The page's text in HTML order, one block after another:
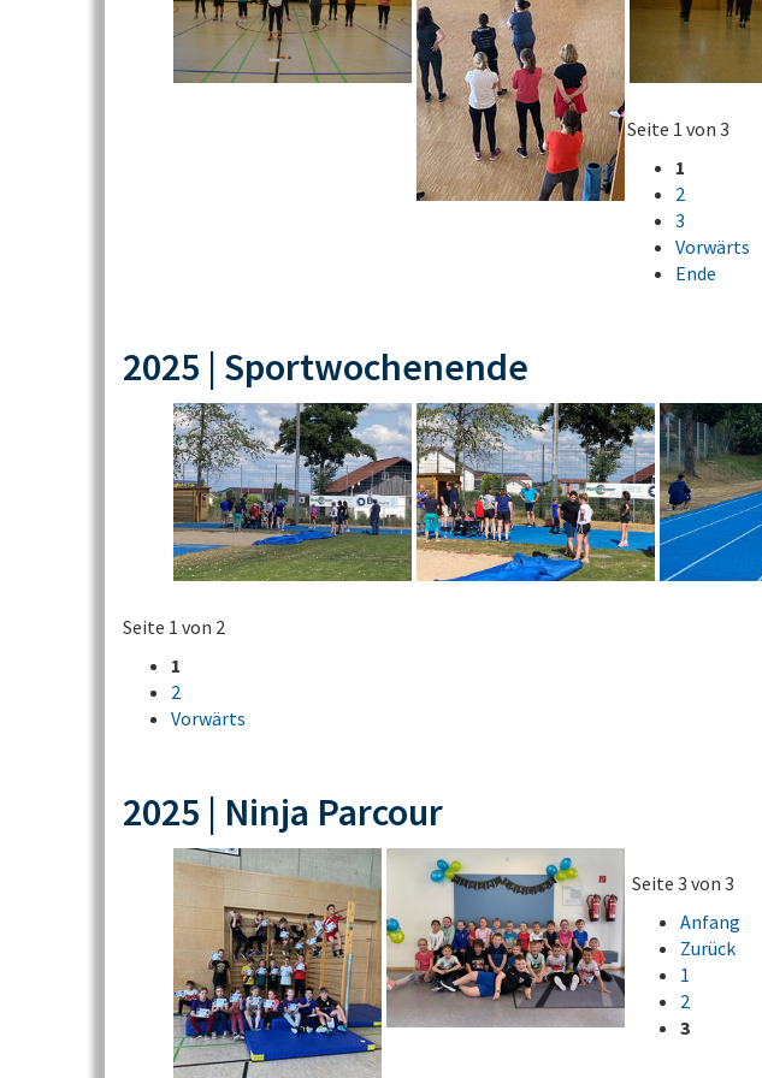
Seite 1 von 3
1
2
3
Vorwärts
Ende
2025 | Sportwochenende
Seite 1 von 2
1
2
Vorwärts
2025 | Ninja Parcour
Seite 3 von 3
Anfang
Zurück
1
2
3